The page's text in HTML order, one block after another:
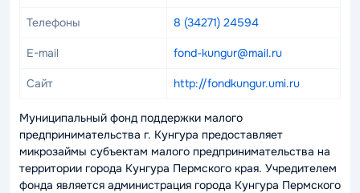
Телефоны 8 (34271) 24594
E-mail fond-kungur@mail.ru
Сайт http://fondkungur.umi.ru
Муниципальный фонд поддержки малого
предпринимательства г. Кунгура предоставляет
микрозаймы субъектам малого предпринимательства на
территории города Кунгура Пермского края. Учредителем
фонда является администрация города Кунгура Пермского